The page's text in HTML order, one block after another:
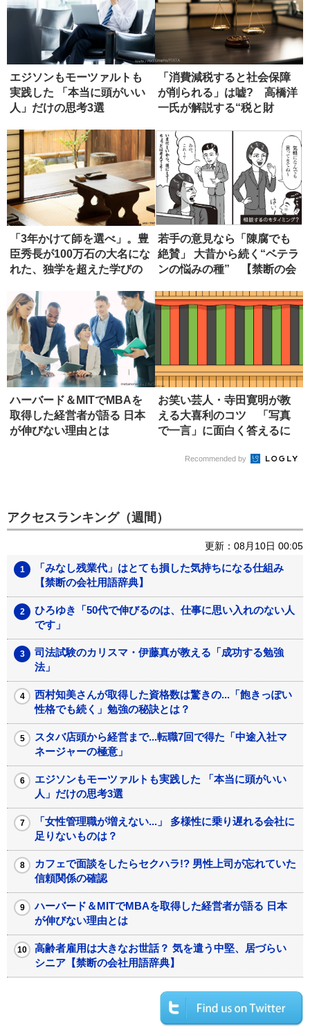
エジソンもモーツァルトも
実践した 「本当に頭がいい
人」だけの思考3選
「消費減税すると社会保障
が削られる」は嘘? 高橋洋
一氏が解説する“税と財
「3年かけて師を選べ」。豊
臣秀長が100万石の大名にな
れた、独学を超えた学びの
若手の意見なら「陳腐でも
絶賛」 大昔から続く“ベテラ
ンの悩みの種” 【禁断の会
ハーバード＆MITでMBAを
取得した経営者が語る 日本
が伸びない理由とは
お笑い芸人・寺田寛明が教
える大喜利のコツ 「写真
で一言」に面白く答えるに
Recommended by
アクセスランキング（週間）
更新：08月10日 00:05
「みなし残業代」はとても損した気持ちになる仕組み
【禁断の会社用語辞典】
ひろゆき「50代で伸びるのは、仕事に思い入れのない人
です」
司法試験のカリスマ・伊藤真が教える「成功する勉強
法」
西村知美さんが取得した資格数は驚きの...「飽きっぽい
性格でも続く」勉強の秘訣とは？
スタバ店頭から経営まで...転職7回で得た「中途入社マ
ネージャーの極意」
エジソンもモーツァルトも実践した 「本当に頭がいい
人」だけの思考3選
「女性管理職が増えない...」 多様性に乗り遅れる会社に
足りないものは？
カフェで面談をしたらセクハラ!? 男性上司が忘れていた
信頼関係の確認
ハーバード＆MITでMBAを取得した経営者が語る 日本
が伸びない理由とは
高齢者雇用は大きなお世話？ 気を遣う中堅、居づらい
シニア【禁断の会社用語辞典】